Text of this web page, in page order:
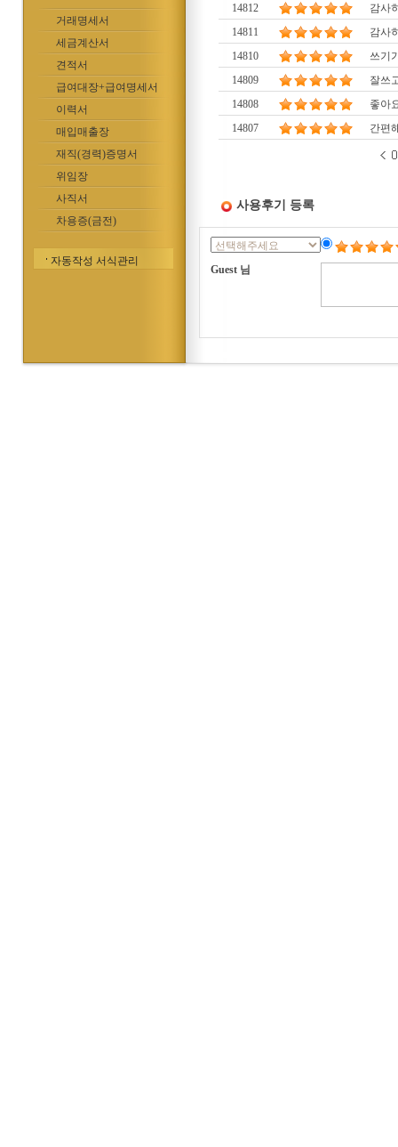
거래명세서
세금계산서
견적서
급여대장+급여명세서
이력서
매입매출장
재직(경력)증명서
위임장
사직서
차용증(금전)
자동작성 서식관리
14812
감사
14811
감사
14810
쓰기
14809
잘쓰
14808
좋아
14807
간편
사용후기 등록
Guest 님